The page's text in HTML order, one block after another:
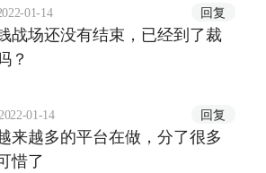
01-14 回复
战场还没有结束，已经到了裁
？
01-14 回复
来越多的平台在做，分了很多
惜了